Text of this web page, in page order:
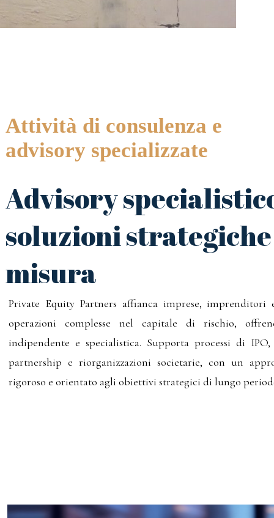
Attività di consulenza e
advisory specializzate
Advisory
soluzioni
misura
Private Equity Partners affianca imprese,
operazioni complesse nel capitale di rischio,
indipendente e specialistica. Supporta processi di
partnership e riorganizzazioni societarie, con un
rigoroso e orientato agli obiettivi strategici di lungo